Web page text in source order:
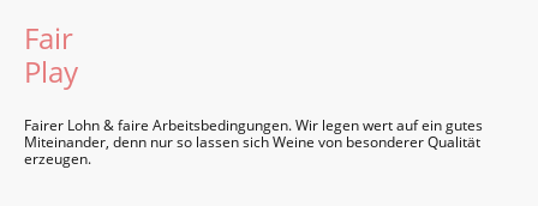
Fair
Play
Fairer Lohn & faire Ar­beits­bedin­gungen. Wir legen wert auf ein gutes
Miteinander, denn nur so lassen sich Weine von besonderer Qualität
erzeugen.